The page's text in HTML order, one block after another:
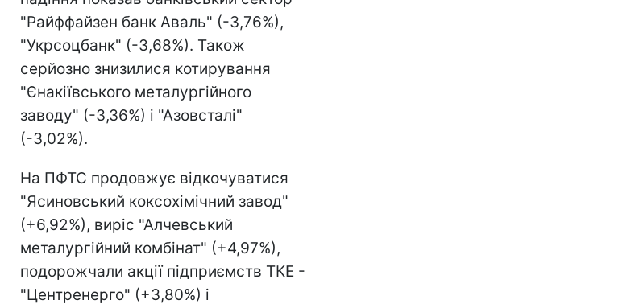
"Райффайзен банк Аваль" (-3,76%),
"Укрсоцбанк" (-3,68%). Також
серйозно знизилися котирування
"Єнакіївського металургійного
заводу" (-3,36%) і "Азовсталі"
(-3,02%).
На ПФТС продовжує відкочуватися
"Ясиновський коксохімічний завод"
(+6,92%), виріс "Алчевський
металургійний комбінат" (+4,97%),
подорожчали акції підприємств ТКЕ -
"Центренерго" (+3,80%) і